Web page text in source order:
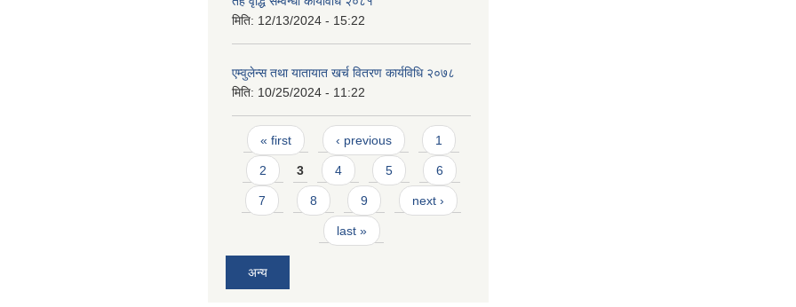
मिति: 12/13/2024 - 15:22
एम्वुलेन्स तथा यातायात खर्च वितरण कार्यविधि २०७८
मिति: 10/25/2024 - 11:22
Pages
« first ‹ previous 1
2 3 4 5 6
7 8 9 next ›
last »
अन्य